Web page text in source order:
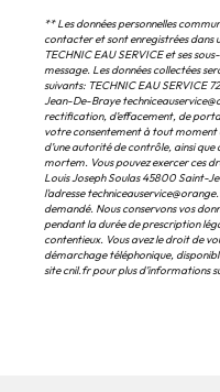
** Les données personnelles
contacter et sont enregistrées dans
TECHNIC EAU SERVICE et ses
message. Les données collectées
suivants: TECHNIC EAU SERVICE
Jean-De-Braye
rectification, d’effacement, de
votre consentement à tout moment
d’une autorité de contrôle, ainsi
mortem. Vous pouvez exercer ces
Louis Joseph Soulas 45800 Saint-
l'adresse
demandé. Nous conservons vos
pendant la durée de prescription
contentieux. Vous avez le droit de
démarchage téléphonique,
site cnil.fr pour plus d’informations